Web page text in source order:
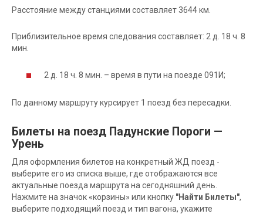
Расстояние между станциями составляет 3644 км.
Приблизительное время следования составляет: 2 д. 18 ч. 8
мин.
2 д. 18 ч. 8 мин. – время в пути на поезде 091И;
По данному маршруту курсирует 1 поезд без пересадки.
Билеты на поезд Падунские Пороги —
Урень
Для оформления билетов на конкретный ЖД поезд -
выберите его из списка выше, где отображаются все
актуальные поезда маршрута на сегодняшний день.
Нажмите на значок «корзины» или кнопку "Найти Билеты",
выберите подходящий поезд и тип вагона, укажите